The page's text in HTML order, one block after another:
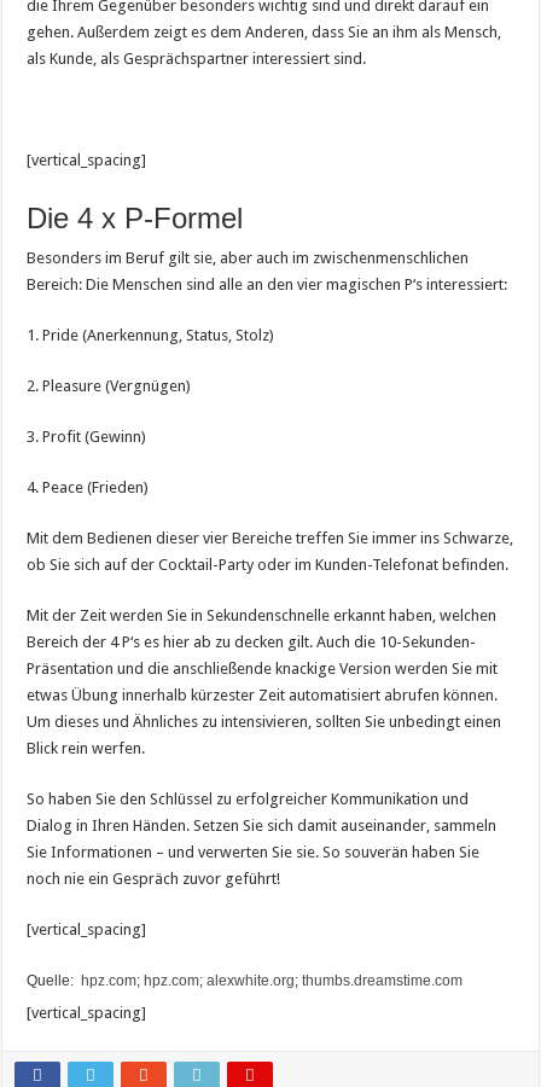
die Ihrem Gegenüber besonders wichtig sind und direkt darauf ein
gehen. Außerdem zeigt es dem Anderen, dass Sie an ihm als Mensch,
als Kunde, als Gesprächspartner interessiert sind.
[vertical_spacing]
Die 4 x P-Formel
Besonders im Beruf gilt sie, aber auch im zwischenmenschlichen
Bereich: Die Menschen sind alle an den vier magischen P‘s interessiert:
1. Pride (Anerkennung, Status, Stolz)
2. Pleasure (Vergnügen)
3. Profit (Gewinn)
4. Peace (Frieden)
Mit dem Bedienen dieser vier Bereiche treffen Sie immer ins Schwarze,
ob Sie sich auf der Cocktail-Party oder im Kunden-Telefonat befinden.
Mit der Zeit werden Sie in Sekundenschnelle erkannt haben, welchen
Bereich der 4 P‘s es hier ab zu decken gilt. Auch die 10-Sekunden-
Präsentation und die anschließende knackige Version werden Sie mit
etwas Übung innerhalb kürzester Zeit automatisiert abrufen können.
Um dieses und Ähnliches zu intensivieren, sollten Sie unbedingt einen
Blick rein werfen.
So haben Sie den Schlüssel zu erfolgreicher Kommunikation und
Dialog in Ihren Händen. Setzen Sie sich damit auseinander, sammeln
Sie Informationen – und verwerten Sie sie. So souverän haben Sie
noch nie ein Gespräch zuvor geführt!
[vertical_spacing]
Quelle: hpz.com; hpz.com;alexwhite.org;thumbs.dreamstime.com
[vertical_spacing]